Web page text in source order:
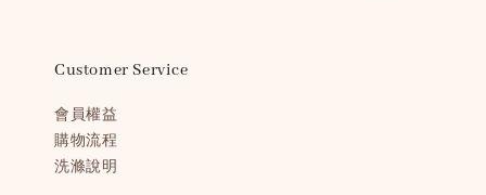
Customer Service
會員權益
購物流程
洗滌說明